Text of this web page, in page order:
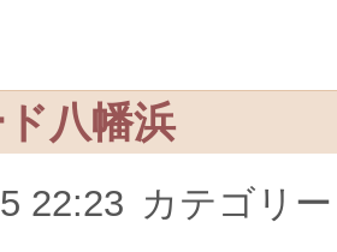
八幡浜
22:23 カテゴリ